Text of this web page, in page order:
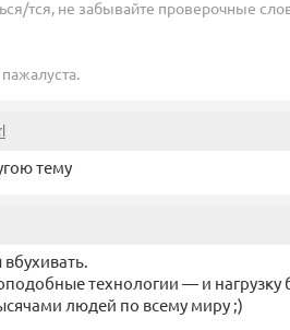
тся, не забывайте проверочные
тему
технологии — и нагрузку
людей по всему миру ;)